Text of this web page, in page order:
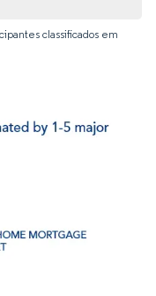
classificados em